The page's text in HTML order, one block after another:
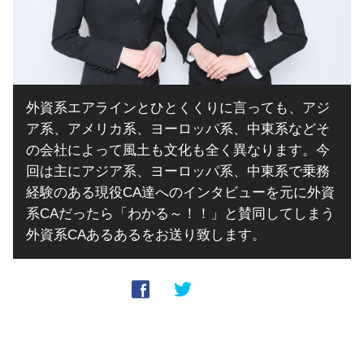
外資系エアラインとひとくくりに言っても、アジ
ア系、アメリカ系、ヨーロッパ系、中東系などそ
の会社によって風土も文化も全く異なります。今
回は主にアジア系、ヨーロッパ系、中東系で乗務
経験のある現役CA達へのインタビューを元に外資
系CAだったら「わかる～！！」と賛同してしまう
外資系CAあるあるをお送り致します。